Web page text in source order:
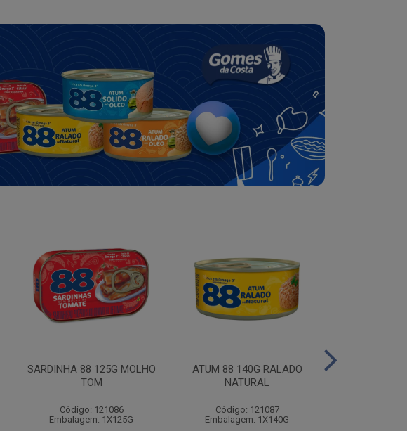
SARDINHA 88 125G MOLHO
TOM
Código: 121086
Embalagem: 1X125G
ATUM 88 140G RALADO
NATURAL
Código: 121087
Embalagem: 1X140G